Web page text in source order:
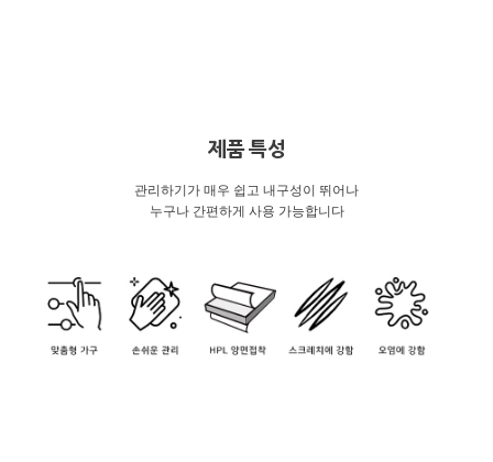
제품 특성
관리하기가 매우 쉽고 내구성이 뛰어나
누구나 간편하게 사용 가능합니다